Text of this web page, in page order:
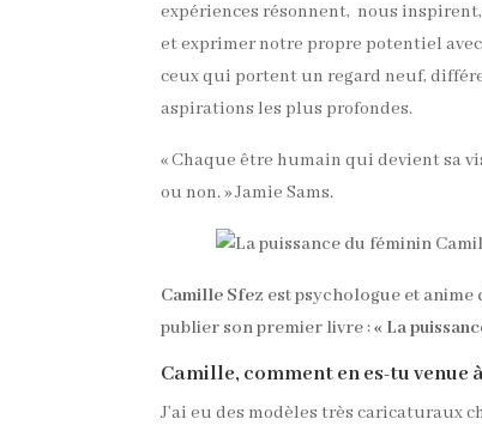
expériences résonnent, nous
et exprimer notre propre potentiel
ceux qui portent un regard neuf,
aspirations les plus profondes.
« Chaque être humain qui devient sa
ou non. » Jamie Sams.
Camille Sfez est psychologue et anime
publier son premier livre :« La
Camille, comment en es-tu venue
J’ai eu des modèles très caricaturaux